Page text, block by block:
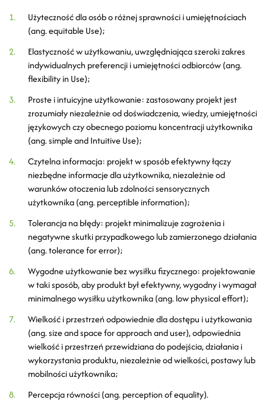
Użyteczność dla osób o różnej sprawności i umiejętnościach
(ang. equitable Use);
Elastyczność w użytkowaniu, uwzględniająca szeroki zakres
indywidualnych preferencji i umiejętności odbiorców (ang.
flexibility in Use);
Proste i intuicyjne użytkowanie: zastosowany projekt jest
zrozumiały niezależnie od doświadczenia, wiedzy, umiejętności
językowych czy obecnego poziomu koncentracji użytkownika
(ang. simple and Intuitive Use);
Czytelna informacja: projekt w sposób efektywny łączy
niezbędne informacje dla użytkownika, niezależnie od
warunków otoczenia lub zdolności sensorycznych
użytkownika (ang. perceptible information);
Tolerancja na błędy: projekt minimalizuje zagrożenia i
negatywne skutki przypad­kowego lub zamierzonego działania
(ang. tolerance for error);
Wygodne użytkowanie bez wysiłku fizycznego: projektowanie
w taki sposób, aby produkt był efek­tywny, wygodny i wymagał
minimalnego wysiłku użytkownika (ang. low physical effort);
Wielkość i przestrzeń odpowiednie dla dostępu i użytkowania
(ang. size and space for approach and user), odpowiednia
wielkość i przestrzeń przewidziana do podejścia, działania i
wykorzystania produktu, niezależnie od wielkości, postawy lub
mobilności użytkownika;
Percepcja równości (ang. perception of equality).